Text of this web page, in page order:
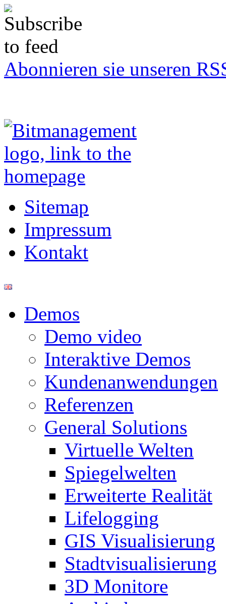
Abonnieren sie unseren
Sitemap
Impressum
Kontakt
Demos
Demo video
Interaktive Demos
Kundenanwendungen
Referenzen
General Solutions
Virtuelle Welten
Spiegelwelten
Erweiterte Realität
Lifelogging
GIS Visualisierung
Stadtvisualisierung
3D Monitore